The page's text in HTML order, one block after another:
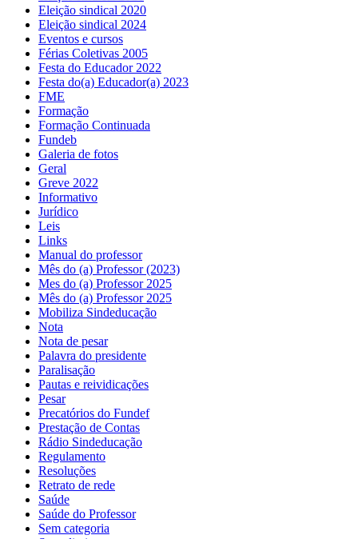
Eleição sindical 2020
Eleição sindical 2024
Eventos e cursos
Férias Coletivas 2005
Festa do Educador 2022
Festa do(a) Educador(a) 2023
FME
Formação
Formação Continuada
Fundeb
Galeria de fotos
Geral
Greve 2022
Informativo
Jurídico
Leis
Links
Manual do professor
Mês do (a) Professor (2023)
Mes do (a) Professor 2025
Mês do (a) Professor 2025
Mobiliza Sindeducação
Nota
Nota de pesar
Palavra do presidente
Paralisação
Pautas e reividicações
Pesar
Precatórios do Fundef
Prestação de Contas
Rádio Sindeducação
Regulamento
Resoluções
Retrato de rede
Saúde
Saúde do Professor
Sem categoria